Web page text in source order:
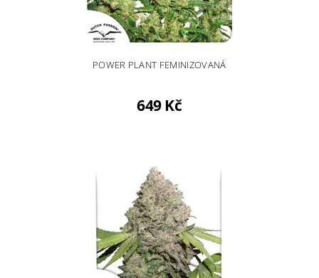
POWER PLANT FEMINIZOVANÁ
649 Kč